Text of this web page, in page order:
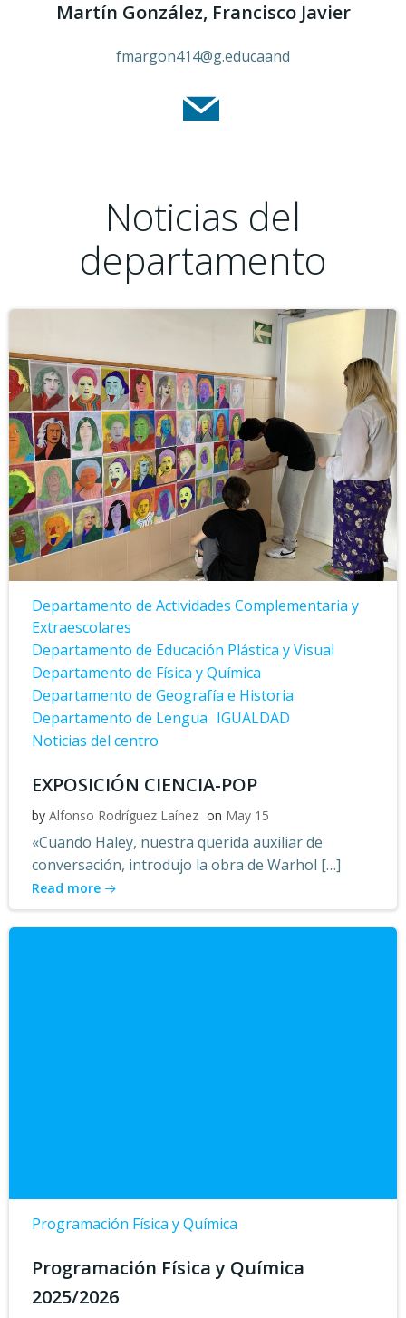
Martín González, Francisco Javier
fmargon414@g.educaand
Noticias del
departamento
Departamento de Actividades Complementaria y
Extraescolares
Departamento de Educación Plástica y Visual
Departamento de Física y Química
Departamento de Geografía e Historia
Departamento de Lengua IGUALDAD
Noticias del centro
EXPOSICIÓN CIENCIA-POP
by Alfonso Rodríguez Laínez on May 15
«Cuando Haley, nuestra querida auxiliar de
conversación, introdujo la obra de Warhol […]
Read more
Programación Física y Química
Programación Física y Química
2025/2026